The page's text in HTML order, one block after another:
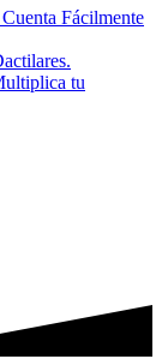
Fácilmente
tu